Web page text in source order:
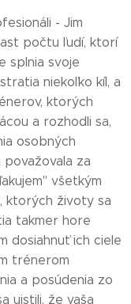
- Jim
počtu ľudí, ktorí
splnia svoje
niekoľko kíl, a
ktorých
a rozhodli sa,
osobných
za
všetkým
ktorých životy sa
takmer hore
dosiahnuť ich ciele
trénerom
a posúdenia zo
uistili, že vaša